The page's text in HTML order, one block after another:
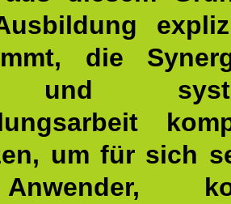
die
um für sich